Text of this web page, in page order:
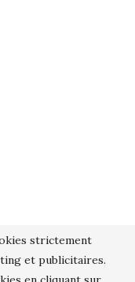
strictement
et publicitaires.